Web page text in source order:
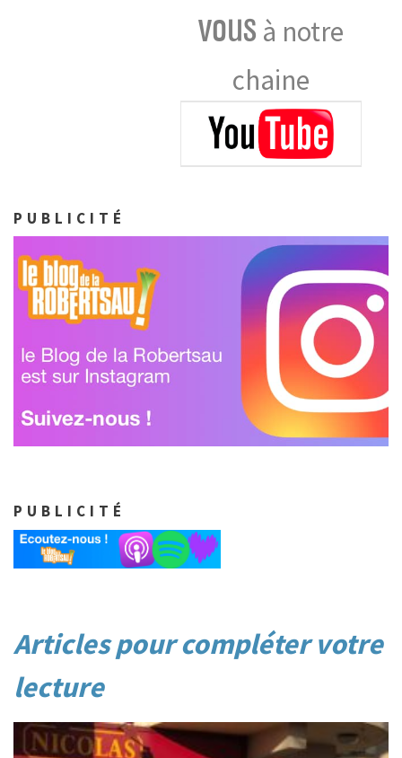
vous à notre
chaine
PUBLICITÉ
PUBLICITÉ
Post
navigation
Articles pour compléter votre
lecture